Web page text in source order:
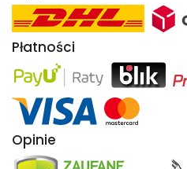
Płatności
Opinie